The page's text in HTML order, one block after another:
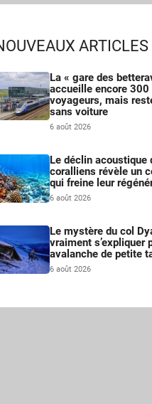
ARTICLES
La « gare des
accueille encore 300
voyageurs, mais
sans voiture
6 août 2026
Le déclin acoustique
coralliens révèle un
qui freine leur
6 août 2026
Le mystère du col
vraiment s’expliquer
avalanche de petite
6 août 2026